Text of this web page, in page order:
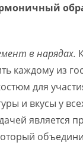
в нарядах.
каждому из
для
и вкусы у
является